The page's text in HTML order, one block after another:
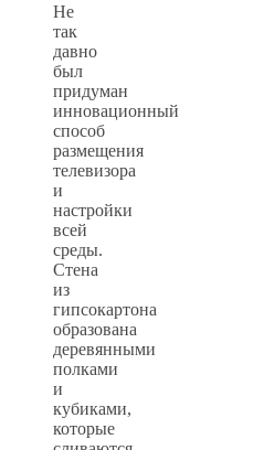
Не
так
давно
был
придуман
инновационный
способ
размещения
телевизора
и
настройки
всей
среды.
Стена
из
гипсокартона
образована
деревянными
полками
и
кубиками,
которые